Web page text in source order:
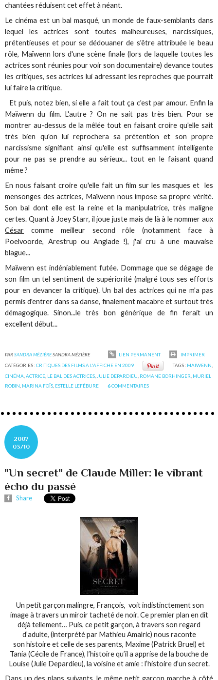
chantées réduisent cet effet à néant.
Le cinéma est un bal masqué, un monde de faux-semblants dans
lequel les actrices sont toutes malheureuses, narcissiques,
prétentieuses et pour se dédouaner de s'être attribuée le beau
rôle, Maïwenn lors d'une scène finale (lors de laquelle toutes les
actrices sont réunies pour voir son documentaire) devance toutes
les critiques, ses actrices lui adressant les reproches que pourrait
lui faire la critique.
Et puis, notez bien, si elle a fait tout ça c'est par amour. Enfin la
Maïwenn du film. L'autre ? On ne sait pas très bien. Pour se
montrer au-dessus de la mêlée tout en faisant croire qu'elle sait
très bien qu'on lui reprochera sa prétention et son propre
narcissisme signifiant ainsi qu'elle est suffisamment intelligente
pour ne pas se prendre au sérieux... tout en le faisant quand
même ?
En nous faisant croire qu'elle fait un film sur les masques et les
mensonges des actrices, Maïwenn nous impose sa propre vérité.
Son bal dont elle est la reine et la manipulatrice, très maligne
certes. Quant à Joey Starr, il joue juste mais de là à le nommer aux
César comme meilleur second rôle (notamment face à
Poelvoorde, Arestrup ou Anglade !), j'ai cru à une mauvaise
blague...
Maïwenn est indéniablement futée. Dommage que se dégage de
son film un tel sentiment de supériorité (malgré tous ses efforts
pour en devancer la critique). Un bal des actrices qui ne m'a pas
permis d'entrer dans sa danse, finalement macabre et surtout très
démagogique. Sinon...le très bon générique de fin ferait un
excellent début...
PARSANDRA MÉZIÈRESANDRA MÉZIÈRE LIEN PERMANENT
IMPRIMER
CATÉGORIES :CRITIQUES DES FILMS A L'AFFICHE EN 2009 TAGS : MAÏWENN
CINÉMA ,ACTRICE LE BAL DES ACTRICES JULIE DEPARDIEU ROMANE BORHINGER MURIEL
ROBIN MARINA FOÏS ESTELLE LEFÉBURE 6COMMENTAIRES
2007
03/10
"Un secret" de Claude Miller: le vibrant
écho du passé
Share
Un petit garçon malingre, François, voit indistinctement son
image à travers un miroir tacheté de noir. Ce premier plan en dit
déjà tellement… Puis, ce petit garçon, à travers son regard
d’adulte, (interprété par Mathieu Amalric) nous raconte
son histoire et celle de ses parents, Maxime (Patrick Bruel) et
Tania (Cécile de France), l’histoire qu’il a apprise de la bouche de
Louise (Julie Depardieu), la voisine et amie : l’histoire d’un secret.
Dans un des plans suivants, le même petit garçon marche à côté